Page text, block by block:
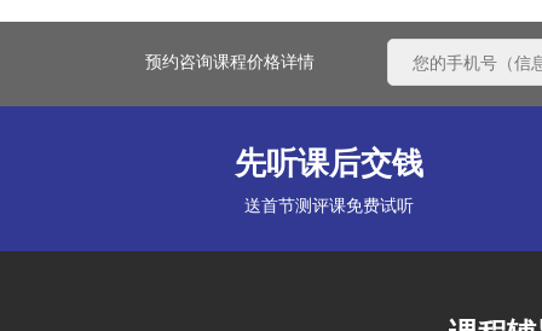
预约咨询课程价格详情
先听课后交钱
送首节测评课免费试听